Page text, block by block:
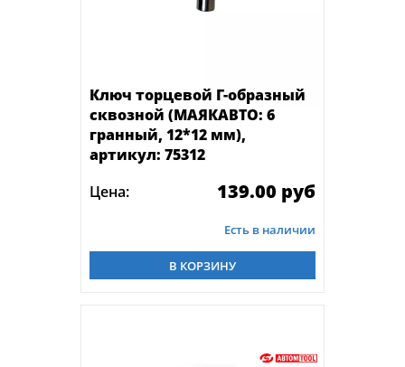
Ключ торцевой Г-образный
сквозной (МАЯКАВТО: 6
гранный, 12*12 мм),
артикул: 75312
Цена:
139.00 руб
Есть в наличии
В КОРЗИНУ